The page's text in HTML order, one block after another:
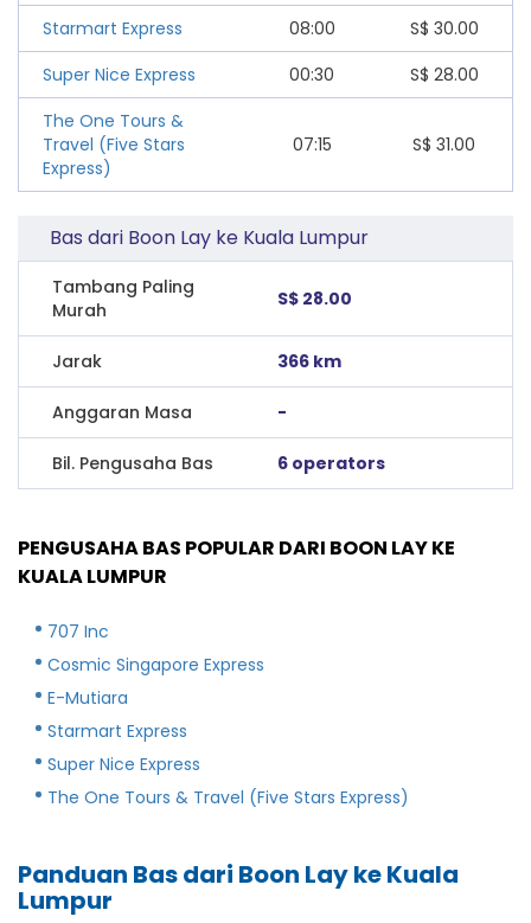
Starmart Express
08:00 S$ 30.00
Super Nice Express
00:30 S$ 28.00
The One Tours &
Travel (Five Stars
Express)
07:15 S$ 31.00
Bas dari Boon Lay ke Kuala Lumpur
Tambang Paling
Murah
S$ 28.00
Jarak 366 km
Anggaran Masa -
Bil. Pengusaha Bas 6 operators
PENGUSAHA BAS POPULAR DARI BOON LAY KE
KUALA LUMPUR
707 Inc
Cosmic Singapore Express
E-Mutiara
Starmart Express
Super Nice Express
The One Tours & Travel (Five Stars Express)
Panduan Bas dari Boon Lay ke Kuala
Lumpur